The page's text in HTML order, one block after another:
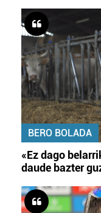
BERO BOLADA
«Ez dago
daude bazter